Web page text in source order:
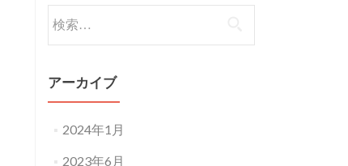
索:
アーカイブ
2024年1月
2023年6月